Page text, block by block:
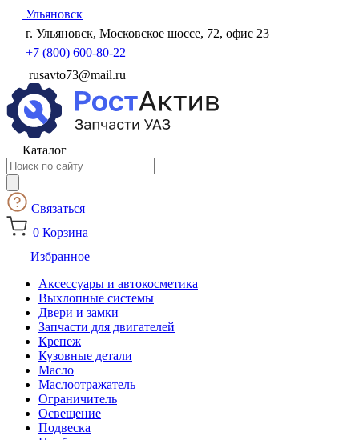
Ульяновск
г. Ульяновск, Московское шоссе, 72, офис 23
+7 (800) 600-80-22
rusavto73@mail.ru
Каталог
Поиск
товаров
Связаться
0 Корзина
Избранное
Аксессуары и автокосметика
Выхлопные системы
Двери и замки
Запчасти для двигателей
Крепеж
Кузовные детали
Масло
Маслоотражатель
Ограничитель
Освещение
Подвеска